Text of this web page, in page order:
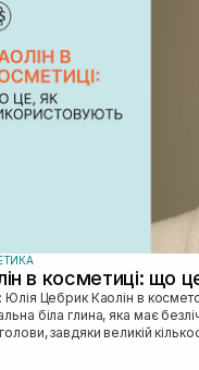
в косметиці: що
в косметології – це природний мінерал,
біла глина, яка має
завдяки великій